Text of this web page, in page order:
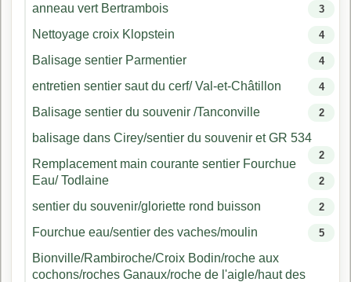
anneau vert Bertrambois
3
Nettoyage croix Klopstein 4
Balisage sentier Parmentier 4
entretien sentier saut du cerf/ Val-et-Châtillon 4
Balisage sentier du souvenir /Tanconville 2
balisage dans Cirey/sentier du souvenir et GR 534
2
Remplacement main courante sentier Fourchue
Eau/ Todlaine
2
sentier du souvenir/gloriette rond buisson 2
Fourchue eau/sentier des vaches/moulin 5
Bionville/Rambiroche/Croix Bodin/roche aux
cochons/roches Ganaux/roche de l'aigle/haut des